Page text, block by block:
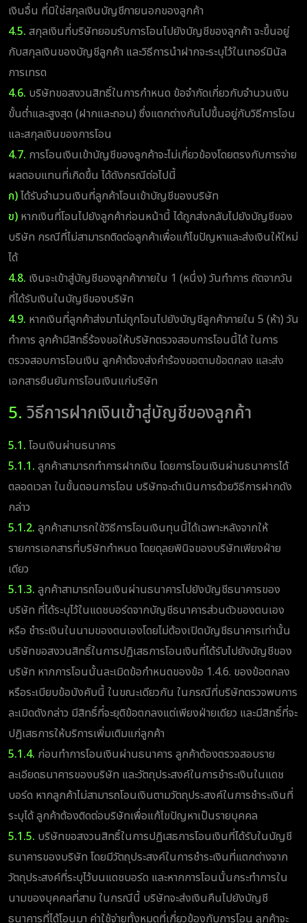
เงินอื่น ที่มิใช่สกุลเงินบัญชีภายนอกของลูกค้า
4.5. สกุลเงินที่บริษัทยอมรับการโอนไปยังบัญชีของลูกค้า จะขึ้นอยู่
กับสกุลเงินของบัญชีลูกค้า และวิธีการนำฝากจะระบุไว้ในเทอร์มินัล
การเทรด
4.6. บริษัทขอสงวนสิทธิ์ในการกำหนด ข้อจำกัดเกี่ยวกับจำนวนเงิน
ขั้นต่ำและสูงสุด (ฝากและถอน) ซึ่งแตกต่างกันไปขึ้นอยู่กับวิธีการโอน
และสกุลเงินของการโอน
4.7. การโอนเงินเข้าบัญชีของลูกค้าจะไม่เกี่ยวข้องโดยตรงกับการจ่าย
ผลตอบแทนที่เกิดขึ้น ได้ดังกรณีต่อไปนี้
ก)ได้รับจำนวนเงินที่ลูกค้าโอนเข้าบัญชีของบริษัท
ข) หากเงินที่โอนไปยังลูกค้าก่อนหน้านี้ ได้ถูกส่งกลับไปยังบัญชีของ
บริษัท กรณีที่ไม่สามารถติดต่อลูกค้าเพื่อแก้ไขปัญหาและส่งเงินให้ใหม่
ได้
4.8. เงินจะเข้าสู่บัญชีของลูกค้าภายใน 1 (หนึ่ง) วันทำการ ถัดจากวัน
ที่ได้รับเงินในบัญชีของบริษัท
4.9. หากเงินที่ลูกค้าส่งมาไม่ถูกโอนไปยังบัญชีลูกค้าภายใน 5 (ห้า) วัน
ทำการ ลูกค้ามีสิทธิ์ร้องขอให้บริษัทตรวจสอบการโอนนี้ได้ ในการ
ตรวจสอบการโอนเงิน ลูกค้าต้องส่งคำร้องขอตามข้อตกลง และส่ง
เอกสารยืนยันการโอนเงินแก่บริษัท
5. วิธีการฝากเงินเข้าสู่บัญชีของลูกค้า
5.1. โอนเงินผ่านธนาคาร
5.1.1. ลูกค้าสามารถทำการฝากเงิน โดยการโอนเงินผ่านธนาคารได้
ตลอดเวลา ในขั้นตอนการโอน บริษัทจะดำเนินการด้วยวิธีการฝากดัง
กล่าว
5.1.2. ลูกค้าสามารถใช้วิธีการโอนเงินทุนนี้ได้เฉพาะหลังจากให้
รายการเอกสารที่บริษัทกำหนด โดยดุลยพินิจของบริษัทเพียงฝ่าย
เดียว
5.1.3. ลูกค้าสามารถโอนเงินผ่านธนาคารไปยังบัญชีธนาคารของ
บริษัท ที่ได้ระบุไว้ในแดชบอร์ดจากบัญชีธนาคารส่วนตัวของตนเอง
หรือ ชำระเงินในนามของตนเองโดยไม่ต้องเปิดบัญชีธนาคารเท่านั้น
บริษัทขอสงวนสิทธิ์ในการปฏิเสธการโอนเงินที่ได้รับไปยังบัญชีของ
บริษัท หากการโอนนั้นละเมิดข้อกำหนดของข้อ 1.4.6. ของข้อตกลง
หรือระเบียบข้อบังคับนี้ ในขณะเดียวกัน ในกรณีที่บริษัทตรวจพบการ
ละเมิดดังกล่าว มีสิทธิ์ที่จะยุติข้อตกลงแต่เพียงฝ่ายเดียว และมีสิทธิ์ที่จะ
ปฏิเสธการให้บริการเพิ่มเติมแก่ลูกค้า
5.1.4. ก่อนทำการโอนเงินผ่านธนาคาร ลูกค้าต้องตรวจสอบราย
ละเอียดธนาคารของบริษัท และวัตถุประสงค์ในการชำระเงินในแดช
บอร์ด หากลูกค้าไม่สามารถโอนเงินตามวัตถุประสงค์ในการชำระเงินที่
ระบุได้ ลูกค้าต้องติดต่อบริษัทเพื่อแก้ไขปัญหาเป็นรายบุคคล
5.1.5. บริษัทขอสงวนสิทธิ์ในการปฏิเสธการโอนเงินที่ได้รับในบัญชี
ธนาคารของบริษัท โดยมีวัตถุประสงค์ในการชำระเงินที่แตกต่างจาก
วัตถุประสงค์ที่ระบุไว้บนแดชบอร์ด และหากการโอนนั้นกระทำการใน
นามของบุคคลที่สาม ในกรณีนี้ บริษัทจะส่งเงินคืนไปยังบัญชี
ธนาคารที่ได้โอนมา ค่าใช้จ่ายทั้งหมดที่เกี่ยวข้องกับการโอน ลูกค้าจะ